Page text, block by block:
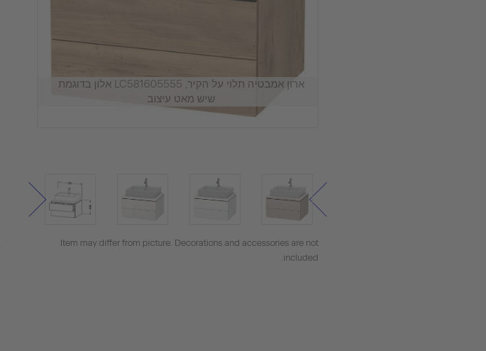
ארון אמבטיה תלוי על הקיר, LC581605555 אלון בדוגמת
שיש מאט עיצוב
Item may differ from picture. Decorations and accessories are not
included.